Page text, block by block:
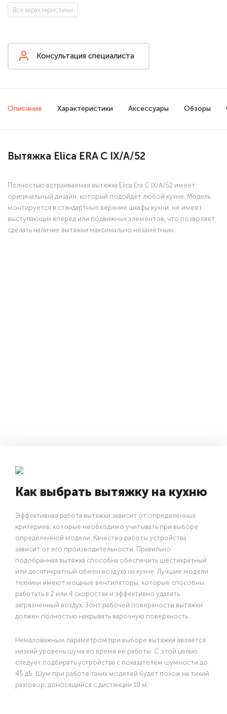
Все характеристики
Консультация специалиста
Описание Характеристики Аксессуары Обзоры
Вытяжка Elica ERA C IX/A/52
Полностью встраиваемая вытяжка Elica Era C IX/A/52 имеет
оригинальный дизайн, который подойдёт любой кухне. Модель
монтируется в стандартные верхние шкафы кухни, не имеет
выступающих вперед или подвижных элементов, что позволяет
сделать наличие вытяжки максимально незаметным.
Как выбрать вытяжку на кухню
Эффективная работа вытяжки зависит от определенных
критериев, которые необходимо учитывать при выборе
определенной модели. Качество работы устройства
зависит от его производительности. Правильно
подобранная вытяжка способна обеспечить шестикратный
или десятикратный обмен воздуха на кухне. Лучшие модели
техники имеют мощные вентиляторы, которые способны
работать в 2 или 4 скоростях и эффективно удалять
загрязненный воздух. Зонт рабочей поверхности вытяжки
должен полностью накрывать варочную поверхность.
Немаловажным параметром при выборе вытяжки является
низкий уровень шума во время ее работы. С этой целью
следует подбирать устройства с показателем шумности до
45 дБ. Шум при работе таких моделей будет похож на тихий
разговор, доносящийся с дистанции 10 м.